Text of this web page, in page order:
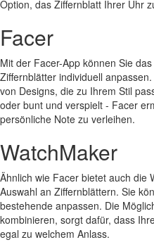
Option, das Ziffernblatt Ihrer Uhr
Facer
Mit der Facer-App können Sie
Ziffernblätter individuell
von Designs, die zu Ihrem Stil
oder bunt und verspielt - Facer
persönliche Note zu verleihen.
WatchMaker
Ähnlich wie Facer bietet auch die
Auswahl an Ziffernblättern. Sie
bestehende anpassen. Die
kombinieren, sorgt dafür, dass
egal zu welchem Anlass.